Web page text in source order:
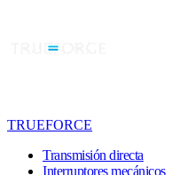
TRUEFORCE
Transmisión directa
Interruptores mecánicos